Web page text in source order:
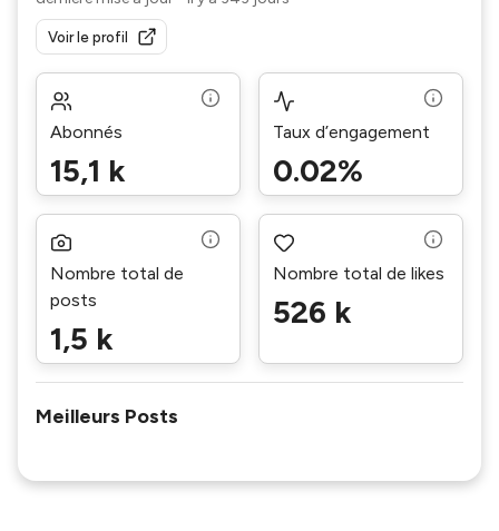
Voir le profil
Abonnés
15,1 k
Taux d’engagement
0.02%
Nombre total de
posts
1,5 k
Nombre total de likes
526 k
Meilleurs Posts